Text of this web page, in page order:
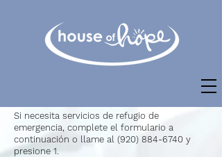
Si necesita servicios de refugio de
emergencia, complete el formulario a
continuación o llame al (920) 884-6740 y
presione 1.